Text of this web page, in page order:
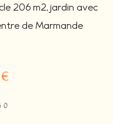
206 m2, jardin avec
de Marmande